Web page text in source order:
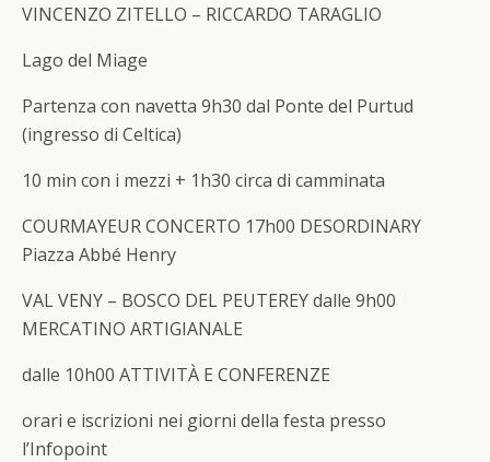
VINCENZO ZITELLO – RICCARDO TARAGLIO
Lago del Miage
Partenza con navetta 9h30 dal Ponte del Purtud
(ingresso di Celtica)
10 min con i mezzi + 1h30 circa di camminata
COURMAYEURCONCERTO 17h00 DESORDINARY
Piazza Abbé Henry
VAL VENY – BOSCO DEL PEUTEREY dalle 9h00
MERCATINO ARTIGIANALE
dalle 10h00 ATTIVITÀ E CONFERENZE
orari e iscrizioni nei giorni della festa presso
l’Infopoint